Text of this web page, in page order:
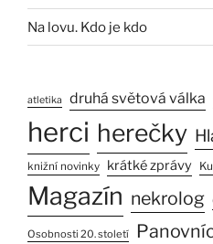
Na lovu. Kdo je kdo
atletika druhá světová válka
herci herečky
knižní novinky krátké zprávy
Magazín nekrolog
Osobnosti 20. století